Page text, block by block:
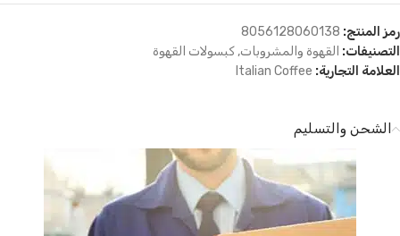
رمز المنتج: 8056128060138
التصنيفات: القهوة والمشروبات, كبسولات القهوة
العلامة التجارية: Italian Coffee
الشحن والتسليم